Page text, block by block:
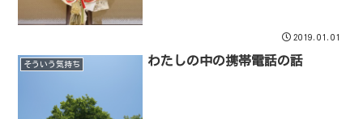
2019.01.01
そういう気持ち わたしの中の携帯電話の話